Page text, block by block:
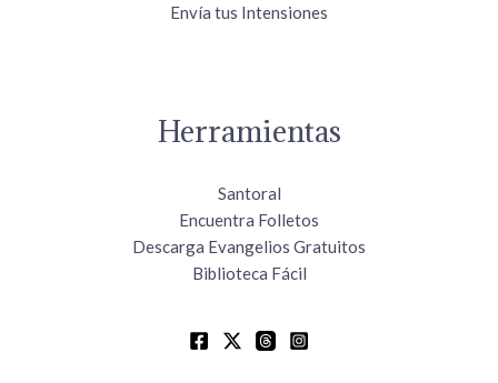
Envía tus Intensiones
Herramientas
Santoral
Encuentra Folletos
Descarga Evangelios Gratuitos
Biblioteca Fácil